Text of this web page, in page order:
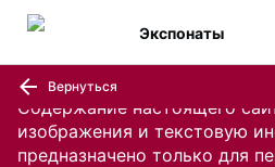
Содержание настоящего
изображения и текстовую
предназначено только для
Экспонаты
Вернуться